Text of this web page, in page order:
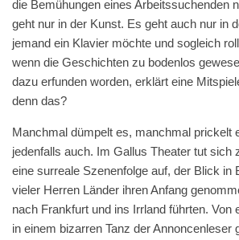
die Bemühungen eines Arbeitssuchenden
geht nur in der Kunst. Es geht auch nur in
jemand ein Klavier möchte und sogleich
wenn die Geschichten zu bodenlos
dazu erfunden worden, erklärt eine
denn das?
Manchmal dümpelt es, manchmal prickelt
jedenfalls auch. Im Gallus Theater tut sich
eine surreale Szenenfolge auf, der Blick in
vieler Herren Länder ihren Anfang
nach Frankfurt und ins Irrland führten. Von
in einem bizarren Tanz der Annoncenleser